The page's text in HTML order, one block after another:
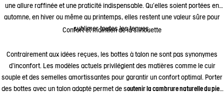
une allure raffinée et une praticité indispensable. Qu’elles soient portées en
automne, en hiver ou même au printemps, elles restent une valeur sûre pour
sublimer toutes les tenues.
Confort et maintien de la silhouette
Contrairement aux idées reçues, les bottes à talon ne sont pas synonymes
d’inconfort. Les modèles actuels privilégient des matières comme le cuir
souple et des semelles amortissantes pour garantir un confort optimal. Porter
des bottes avec un talon adapté permet de soutenir la cambrure naturelle du pied